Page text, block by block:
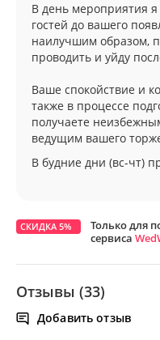
В день мероприятия
гостей до вашего
наилучшим образом,
проводить и уйду
Ваше спокойствие и
также в процессе
получаете
ведущим вашего
В будние дни (вс-чт)
СКИДКА 5%
Только для
сервиса
Отзывы (33)
Добавить отзыв